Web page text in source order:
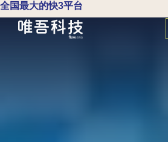
全国最大的快3平台